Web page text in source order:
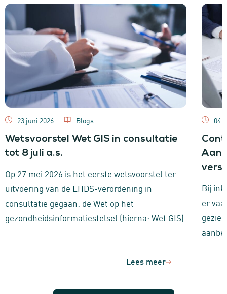
23 juni 2026
Blogs
Wetsvoorstel Wet GIS in consultatie
tot 8 juli a.s.
Op 27 mei 2026 is het eerste wetsvoorstel ter
uitvoering van de EHDS-verordening in
consultatie gegaan: de Wet op het
gezondheidsinformatiestelsel (hierna: Wet GIS).
Lees meer
04
Bij
er